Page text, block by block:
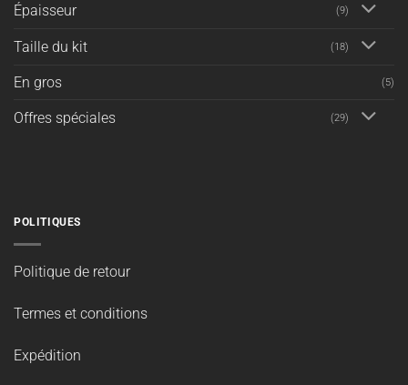
Épaisseur (9)
Taille du kit (18)
En gros (5)
Offres spéciales (29)
POLITIQUES
Politique de retour
Termes et conditions
Expédition